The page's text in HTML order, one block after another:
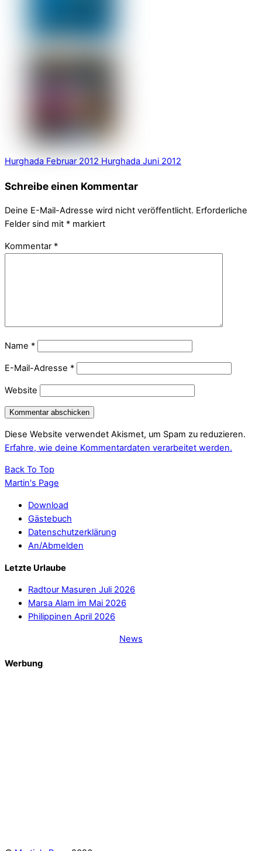
Hurghada Februar 2012 Hurghada Juni 2012
Schreibe einen Kommentar
Deine E-Mail-Adresse wird nicht veröffentlicht. Erforderliche
Felder sind mit * markiert
Kommentar *
Name *
E-Mail-Adresse *
Website
Diese Website verwendet Akismet, um Spam zu reduzieren.
Erfahre, wie deine Kommentardaten verarbeitet werden.
Back To Top
Martin's Page
Download
Gästebuch
Datenschutzerklärung
An/Abmelden
Letzte Urlaube
Radtour Masuren Juli 2026
Marsa Alam im Mai 2026
Philippinen April 2026
News
Werbung